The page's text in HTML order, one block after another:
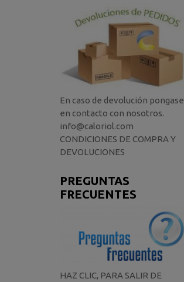
En caso de devolución pongase
en contacto con nosotros.
info@caloriol.com
CONDICIONES DE COMPRA Y
DEVOLUCIONES
PREGUNTAS
FRECUENTES
HAZ CLIC, PARA SALIR DE